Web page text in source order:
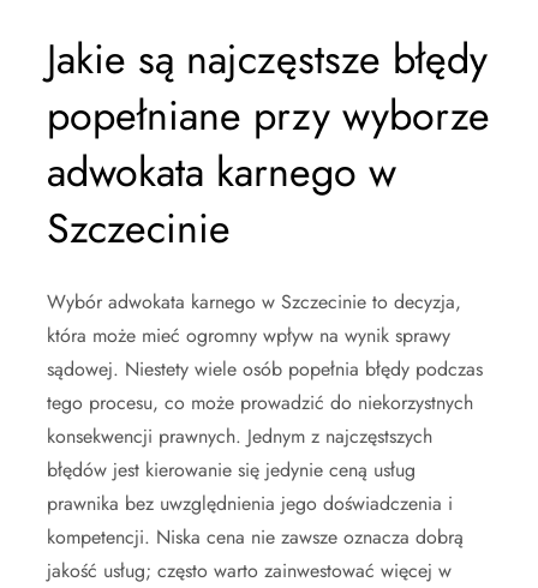
Jakie są najczęstsze błędy
popełniane przy wyborze
adwokata karnego w
Szczecinie
Wybór adwokata karnego w Szczecinie to decyzja,
która może mieć ogromny wpływ na wynik sprawy
sądowej. Niestety wiele osób popełnia błędy podczas
tego procesu, co może prowadzić do niekorzystnych
konsekwencji prawnych. Jednym z najczęstszych
błędów jest kierowanie się jedynie ceną usług
prawnika bez uwzględnienia jego doświadczenia i
kompetencji. Niska cena nie zawsze oznacza dobrą
jakość usług; często warto zainwestować więcej w